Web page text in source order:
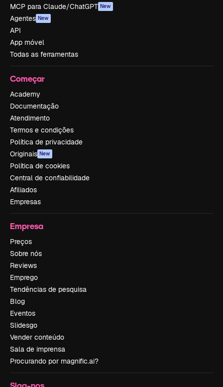
MCP para Claude/ChatGPT New
Agentes New
API
App móvel
Todas as ferramentas
Começar
Academy
Documentação
Atendimento
Termos e condições
Política de privacidade
Originais New
Política de cookies
Central de confiabilidade
Afiliados
Empresas
Empresa
Preços
Sobre nós
Reviews
Emprego
Tendências de pesquisa
Blog
Eventos
Slidesgo
Vender conteúdo
Sala de imprensa
Procurando por magnific.ai?